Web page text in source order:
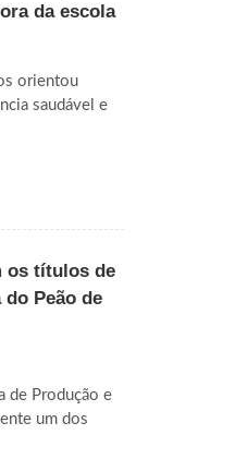
da escola
orientou
saudável e
os títulos de
do Peão de
de Produção e
um dos